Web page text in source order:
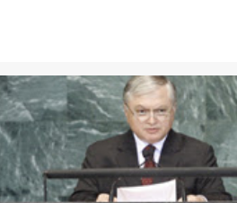
GÉNOCIDE / NÉGATIONNISME